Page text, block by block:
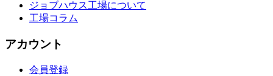
ジョブハウス工場について
工場コラム
アカウント
会員登録